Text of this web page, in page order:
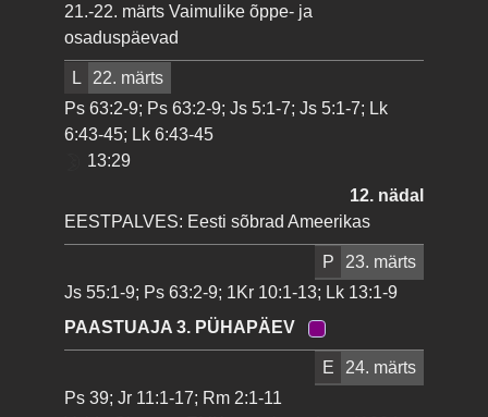
21.-22. märts Vaimulike õppe- ja
osaduspäevad
L
22. märts
Ps 63:2-9; Ps 63:2-9; Js 5:1-7; Js 5:1-7; Lk
6:43-45; Lk 6:43-45
13:29
12. nädal
EESTPALVES: Eesti sõbrad Ameerikas
P
23. märts
Js 55:1-9; Ps 63:2-9; 1Kr 10:1-13; Lk 13:1-9
PAASTUAJA 3. PÜHAPÄEV
E
24. märts
Ps 39; Jr 11:1-17; Rm 2:1-11